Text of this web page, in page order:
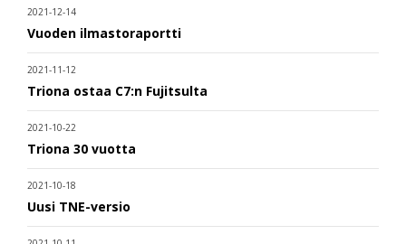
2021-12-14
Vuoden ilmastoraportti
2021-11-12
Triona ostaa C7:n Fujitsulta
2021-10-22
Triona 30 vuotta
2021-10-18
Uusi TNE-versio